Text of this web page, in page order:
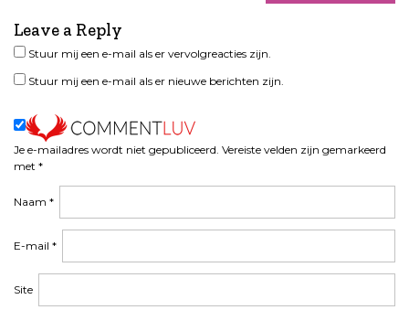
Leave a Reply
Je e-mailadres wordt niet gepubliceerd. Vereiste velden zijn gemarkeerd
met *
Naam *
E-mail *
Site
Stuur mij een e-mail als er vervolgreacties zijn.
Stuur mij een e-mail als er nieuwe berichten zijn.